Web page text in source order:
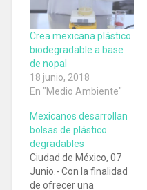
Crea mexicana plástico
biodegradable a base
de nopal
18 junio, 2018
En "Medio Ambiente"
Mexicanos desarrollan
bolsas de plástico
degradables
Ciudad de México, 07
Junio.- Con la finalidad
de ofrecer una